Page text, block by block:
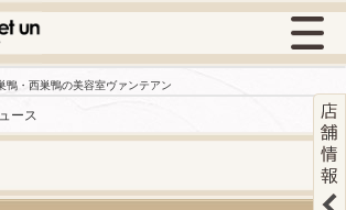
鴨・西巣鴨の美容室ヴァンテアン
ース